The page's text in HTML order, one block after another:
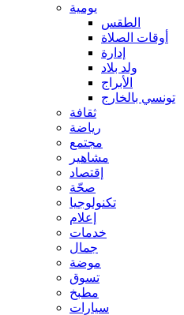
يومية
الطقس
أوقات الصلاة
إدارة
ولد بلاد
الأبراج
تونسي بالخارج
ثقافة
رياضة
مجتمع
مشاهير
إقتصاد
صحّة
تكنولوجيا
إعلام
خدمات
جمال
موضة
تسوق
مطبخ
سيارات